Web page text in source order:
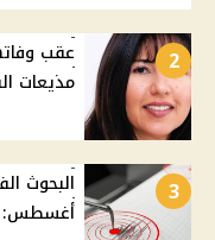
2
عقب
مذيعات
3
أغسطس: